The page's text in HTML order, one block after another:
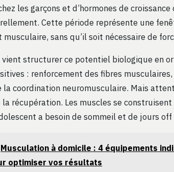
les garçons et d’hormones de croissance
Cette période représente une
sans qu’il soit nécessaire de
vient structurer ce potentiel biologique en
: renforcement des fibres
coordination neuromusculaire. Mais
récupération. Les muscles se
a besoin de sommeil et de jours
Musculation à domicile : 4 équipements
optimiser vos résultats